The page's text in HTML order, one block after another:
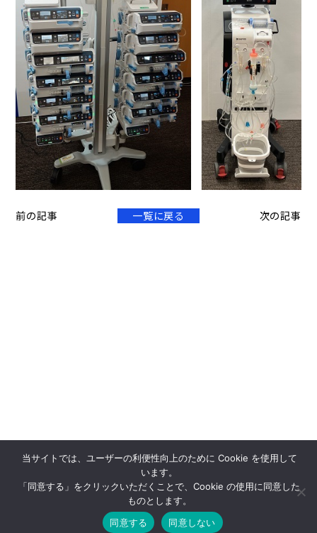
前の記事 一覧に戻る 次の記事
当サイトでは、ユーザーの利便性向上のために Cookie を使用して
います。
「同意する」をクリックいただくことで、Cookie の使用に同意した
ものとします。
同意する
同意しない